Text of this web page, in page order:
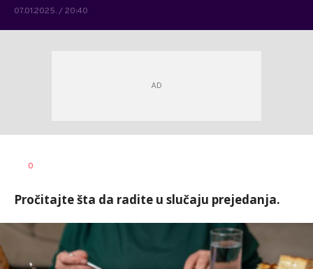
07.01.2025. / 20:40
0
Pročitajte šta da radite u slučaju prejedanja.